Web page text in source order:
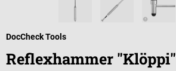
DocCheck Tools
Reflexhammer "Klöppi"